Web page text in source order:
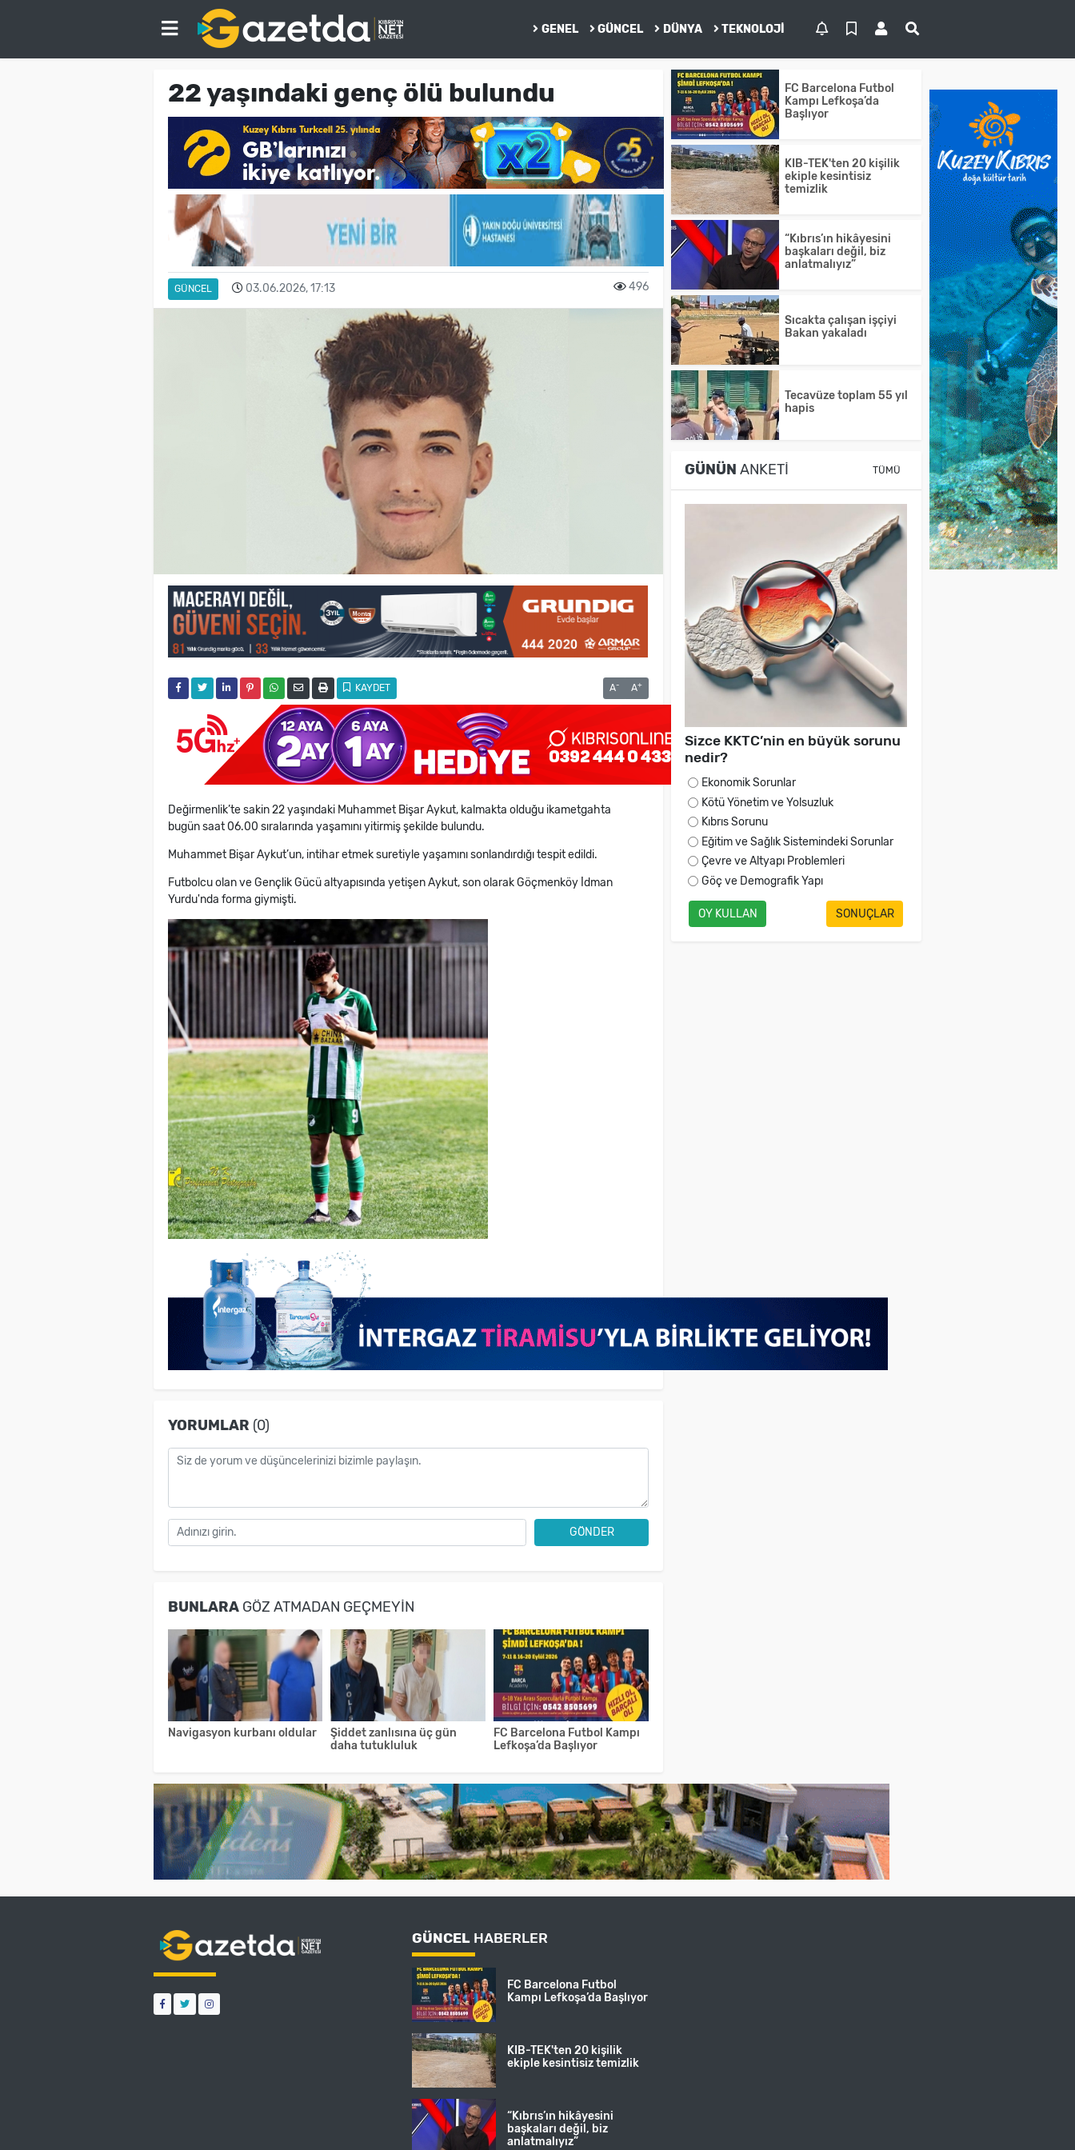
GENEL GÜNCEL DÜNYA TEKNOLOJI
22 yaşındaki genç ölü bulundu
GÜNCEL 03.06.2026, 17:13 496
KAYDET A- A+
Değirmenlik’te sakin 22 yaşındaki Muhammet Bişar Aykut, kalmakta olduğu ikametgahta
bugün saat 06.00 sıralarında yaşamını yitirmiş şekilde bulundu.
Muhammet Bişar Aykut’un, intihar etmek suretiyle yaşamını sonlandırdığı tespit edildi.
Futbolcu olan ve Gençlik Gücü altyapısında yetişen Aykut, son olarak Göçmenköy İdman
Yurdu'nda forma giymişti.
YORUMLAR (0)
GÖNDER
BUNLARAGÖZ ATMADAN GEÇMEYIN
Navigasyon kurbanı oldular
Şiddet zanlısına üç gün
daha tutukluluk
FC Barcelona Futbol Kampı
Lefkoşa’da Başlıyor
FC Barcelona Futbol
Kampı Lefkoşa’da
Başlıyor
KIB-TEK'ten 20 kişilik
ekiple kesintisiz
temizlik
“Kıbrıs’ın hikâyesini
başkaları değil, biz
anlatmalıyız”
Sıcakta çalışan işçiyi
Bakan yakaladı
Tecavüze toplam 55 yıl
hapis
GÜNÜN ANKETI TÜMÜ
Sizce KKTC’nin en büyük sorunu
nedir?
Ekonomik Sorunlar
Kötü Yönetim ve Yolsuzluk
Kıbrıs Sorunu
Eğitim ve Sağlık Sistemindeki Sorunlar
Çevre ve Altyapı Problemleri
Göç ve Demografik Yapı
OY KULLAN SONUÇLAR
GÜNCEL HABERLER
FC Barcelona Futbol
Kampı Lefkoşa’da Başlıyor
KIB-TEK'ten 20 kişilik
ekiple kesintisiz temizlik
“Kıbrıs’ın hikâyesini
başkaları değil, biz
anlatmalıyız”